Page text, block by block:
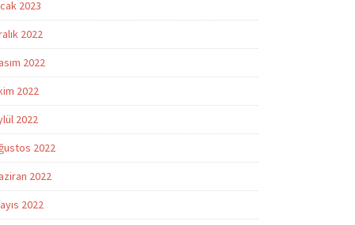
2023
2022
2022
2022
2022
2022
2022
2022